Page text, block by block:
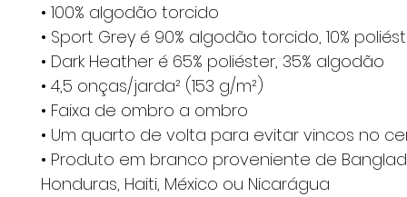
• 100% algodão torcido
• Sport Grey é 90% algodão torcido, 10%
• Dark Heather é 65% poliéster, 35% algodão
• 4,5 onças/jarda² (153 g/m²)
• Faixa de ombro a ombro
• Um quarto de volta para evitar vincos no
• Produto em branco proveniente de
Honduras, Haiti, México ou Nicarágua